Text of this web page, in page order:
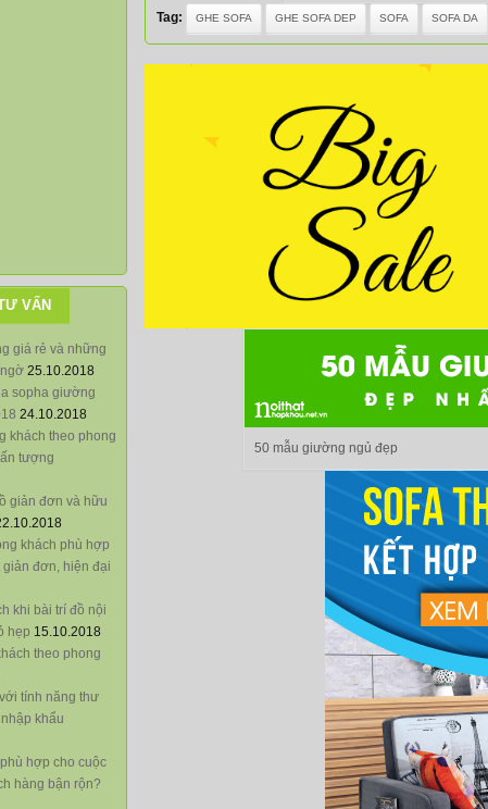
VẤN
giá rẻ và những
25.10.2018
sopha giường
24.10.2018
khách theo phong
tượng
giản đơn và hữu
khách phù hợp
đơn, hiện đại
khi bài trí đồ nội
hẹp 15.10.2018
theo phong
tính năng thư
khẩu
hợp cho cuộc
hàng bận rộn?
Tag: GHE SOFA GHE SOFA DEP SOFA SOFA DA
50 mẫu giường ngủ đẹp